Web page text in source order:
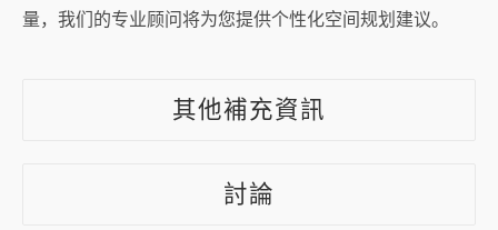
量，我们的专业顾问将为您提供个性化空间规划建议。
其他補充資訊
討論